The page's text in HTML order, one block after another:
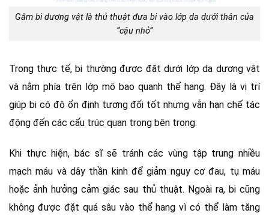
Găm bi dương vật là thủ thuật đưa bi vào lớp da dưới thân của
“cậu nhỏ”
Trong thực tế, bi thường được đặt dưới lớp da dương vật
và nằm phía trên lớp mô bao quanh thể hang. Đây là vị trí
giúp bi có độ ổn định tương đối tốt nhưng vẫn hạn chế tác
động đến các cấu trúc quan trọng bên trong.
Khi thực hiện, bác sĩ sẽ tránh các vùng tập trung nhiều
mạch máu và dây thần kinh để giảm nguy cơ đau, tụ máu
hoặc ảnh hưởng cảm giác sau thủ thuật. Ngoài ra, bi cũng
không được đặt quá sâu vào thể hang vì có thể làm tăng